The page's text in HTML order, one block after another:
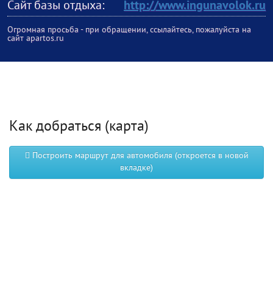
Сайт базы отдыха: http://www.ingunavolok.ru
Огромная просьба - при обращении, ссылайтесь, пожалуйста на
сайт apartos.ru
Как добраться (карта)
Построить маршрут для автомобиля (откроется в новой
вкладке)